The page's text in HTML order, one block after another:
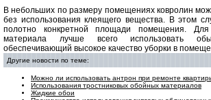
В небольших по размеру помещениях ковролин
без использования клеящего вещества. В этом
полотно конкретной площади помещения. Для
материала лучше всего использовать
обеспечивающий высокое качество уборки в
Другие новости по теме:
Можно ли использовать антрон при ремонте
Использования тростниковых обойных материалов
Жидкие обои